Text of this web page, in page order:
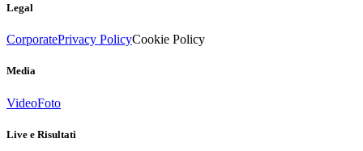
Legal
CorporatePrivacy PolicyCookie Policy
Media
VideoFoto
Live e Risultati